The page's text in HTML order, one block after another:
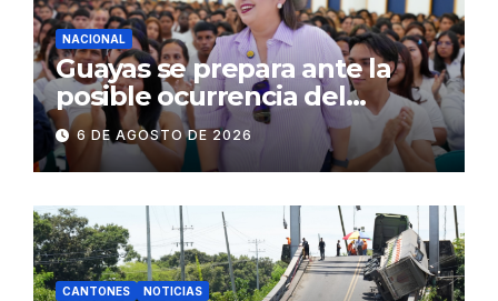
NACIONAL
Guayas se prepara ante la
posible ocurrencia del
fenómeno de El Niño:
Gobierno Nacional capacita a
2.500 jóvenes
6 DE AGOSTO DE 2026
CANTONES NOTICIAS